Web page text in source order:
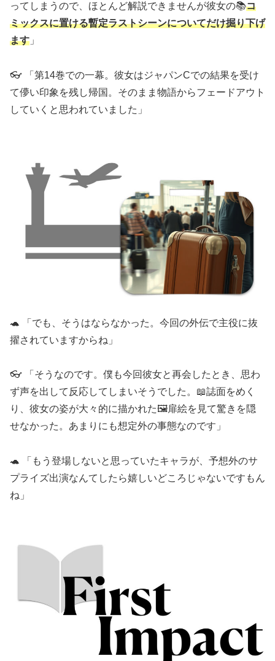
ってしまうので、ほとんど解説できませんが彼女の📚コ
ミックスに置ける暫定ラストシーンについてだけ掘り下げ
ます 」
👓 「第14巻での一幕。彼女はジャパンCでの結果を受け
て儚い印象を残し帰国。そのまま物語からフェードアウト
していくと思われていました」
🐢 「でも、そうはならなかった。今回の外伝で主役に抜
擢されていますからね」
👓 「そうなのです。僕も今回彼女と再会したとき、思わ
ず声を出して反応してしまいそうでした。📖誌面をめく
り、彼女の姿が大々的に描かれた🖼️扉絵を見て驚きを隠
せなかった。あまりにも想定外の事態なのです」
🐢 「もう登場しないと思っていたキャラが、予想外のサ
プライズ出演なんてしたら嬉しいどころじゃないですもん
ね」